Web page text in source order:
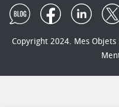
Copyright 2024. Mes